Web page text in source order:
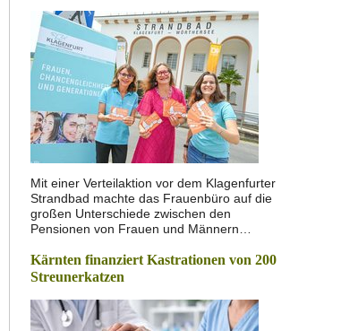
Mit einer Verteilaktion vor dem Klagenfurter
Strandbad machte das Frauenbüro auf die
großen Unterschiede zwischen den
Pensionen von Frauen und Männern…
Kärnten finanziert Kastrationen von 200
Streunerkatzen